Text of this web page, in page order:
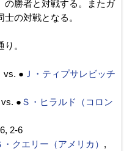
の勝者と対戦する。またガ
の対戦となる。
。
vs. ● Ｊ・ティプサレビッチ
vs. ● Ｓ・ヒラルド（コロン
2-6
・クエリー（アメリカ） ,